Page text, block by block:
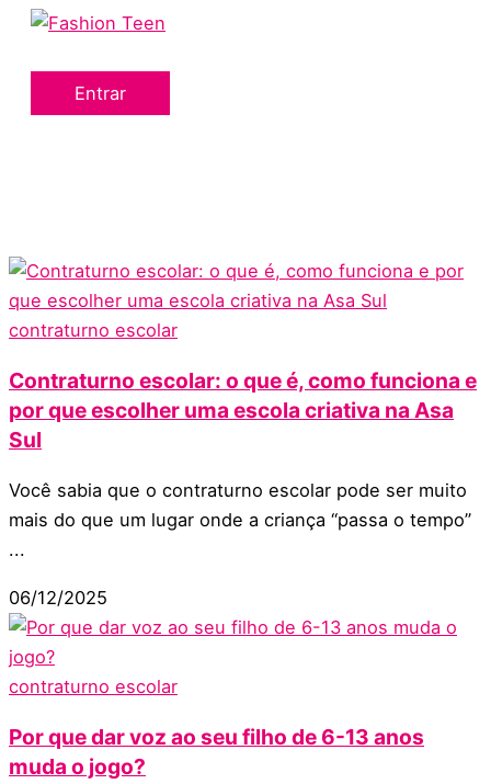
conteúdo
principal
Entrar
contraturno escolar
Contraturno escolar: o que é, como funciona e
por que escolher uma escola criativa na Asa
Sul
Você sabia que o contraturno escolar pode ser muito
mais do que um lugar onde a criança “passa o tempo”
...
06/12/2025
contraturno escolar
Por que dar voz ao seu filho de 6-13 anos
muda o jogo?